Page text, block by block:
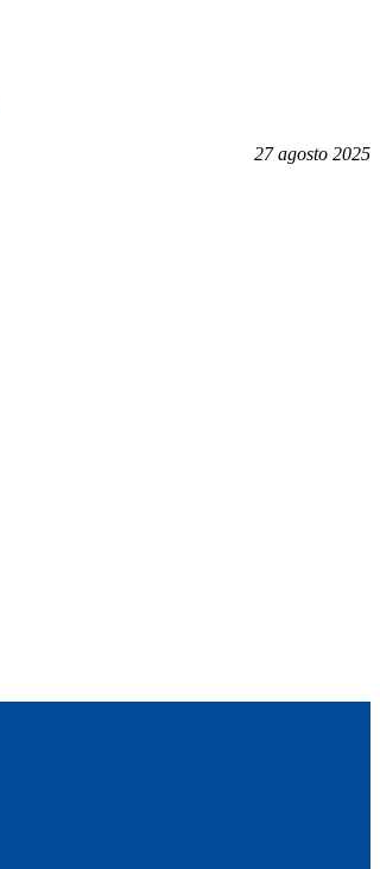
27 agosto 2025